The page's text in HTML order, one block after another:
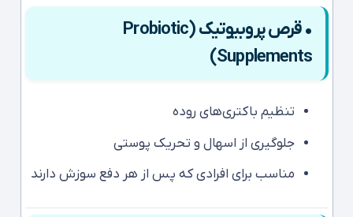
• قرص پروبیوتیک (Probiotic
Supplements)
تنظیم باکتری‌های روده
جلوگیری از اسهال و تحریک پوستی
مناسب برای افرادی که پس از هر دفع سوزش دارند